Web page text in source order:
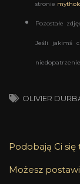
stronie
Pozostałe
Jeśli jakimś
OLIVIER
Podobają Ci się
Możesz